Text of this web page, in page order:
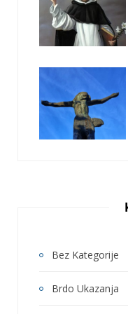
Bez Kategorije
Brdo Ukazanja